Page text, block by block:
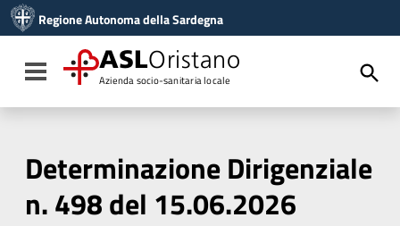
Vai al menu di navigazione
Vai al footer
Regione Autonoma della Sardegna
Toggle navigation
ASLOristano
Azienda socio-sanitaria locale
Determinazione Dirigenziale
n. 498 del 15.06.2026